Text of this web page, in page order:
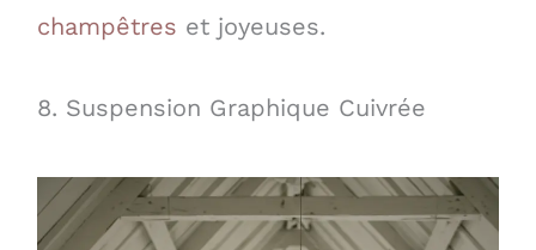
champêtres et joyeuses.
8. Suspension Graphique Cuivrée